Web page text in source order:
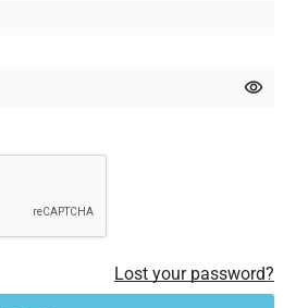
Lost your password?